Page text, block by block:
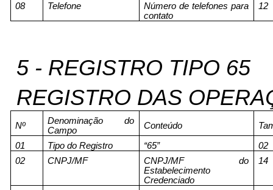
08 Telefone
Número de telefones para
contato
12
5 - REGISTRO TIPO 65
REGISTRO DAS
Nº
Denominação do
Campo
Conteúdo
01 Tipo do Registro “65”
02
02
CNPJ/MF
CNPJ/MF do
Estabelecimento
Credenciado
14